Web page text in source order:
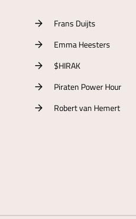
Frans Duijts
Emma Heesters
$HIRAK
Piraten Power Hour
Robert van Hemert